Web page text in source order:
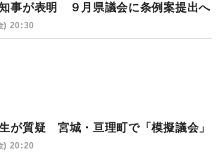
事が表明 ９月県議会に条例案提出へ
) 20:30
が質疑 宮城・亘理町で「模擬議会」
) 20:20